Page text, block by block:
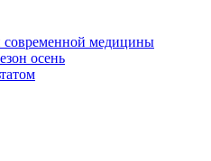
современной медицины
осень